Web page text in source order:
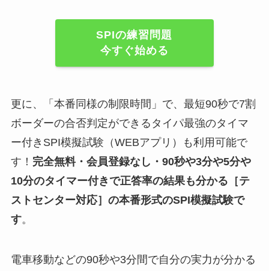
SPIの練習問題
今すぐ始める
更に、「本番同様の制限時間」で、最短90秒で7割
ボーダーの合否判定ができるタイパ最強のタイマ
ー付きSPI模擬試験（WEBアプリ）も利用可能で
す！ 完全無料・会員登録なし・90秒や3分や5分や
10分のタイマー付きで正答率の結果も分かる ［テ
ストセンター対応］ の本番形式のSPI模擬試験で
す。
電車移動などの90秒や3分間で自分の実力が分かる